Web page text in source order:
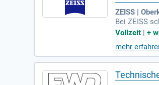
ZEISS |
Bei ZEISS
e Kraft
fristige
einsam in
Vollzeit |+
mehr